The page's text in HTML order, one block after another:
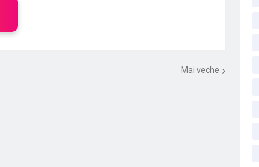
Mai veche